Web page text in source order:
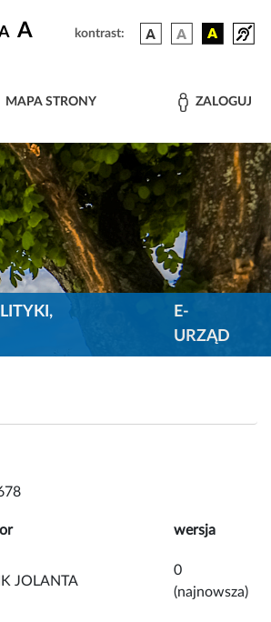
A kontrast:
MAPA STRONY ZALOGUJ
E-
URZĄD
wersja
JOLANTA
0
(najnowsza)